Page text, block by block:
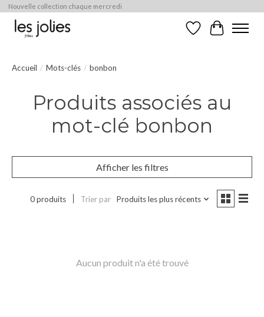
Nouvelle collection chaque mercredi
Liste de souhaits
Panier
Accueil / Mots-clés / bonbon
Produits associés au
mot-clé bonbon
Afficher les filtres
0 produits Trier par Produits les plus récents
Aucun produit n'a été trouvé